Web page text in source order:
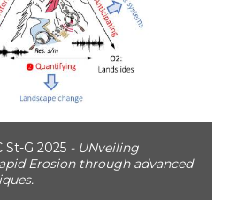
St-G 2025 - UNveiling
Erosion through advanced